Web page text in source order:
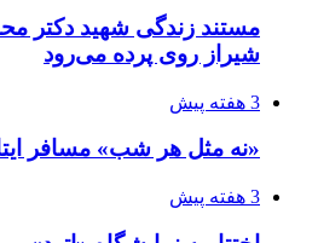
مستند زندگی شهید دکتر
شیراز روی پرده می‌رود
3 هفته پیش
«نه مثل هر شب» مسافر
3 هفته پیش